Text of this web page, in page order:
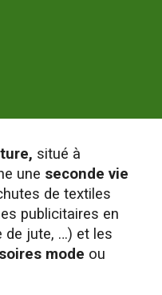
, situé à
une seconde vie
de textiles
publicitaires en
de jute, …) et les
mode ou